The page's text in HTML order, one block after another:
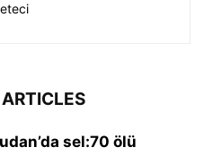
sel:70 ölü